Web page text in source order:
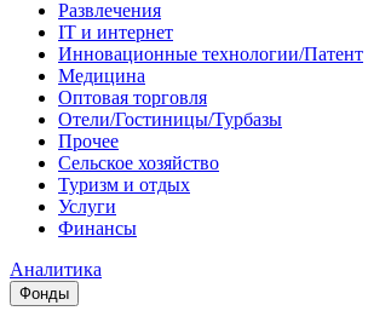
Развлечения
IT и интернет
Инновационные технологии/Патент
Медицина
Оптовая торговля
Отели/Гостиницы/Турбазы
Прочее
Сельское хозяйство
Туризм и отдых
Услуги
Финансы
Аналитика
Фонды